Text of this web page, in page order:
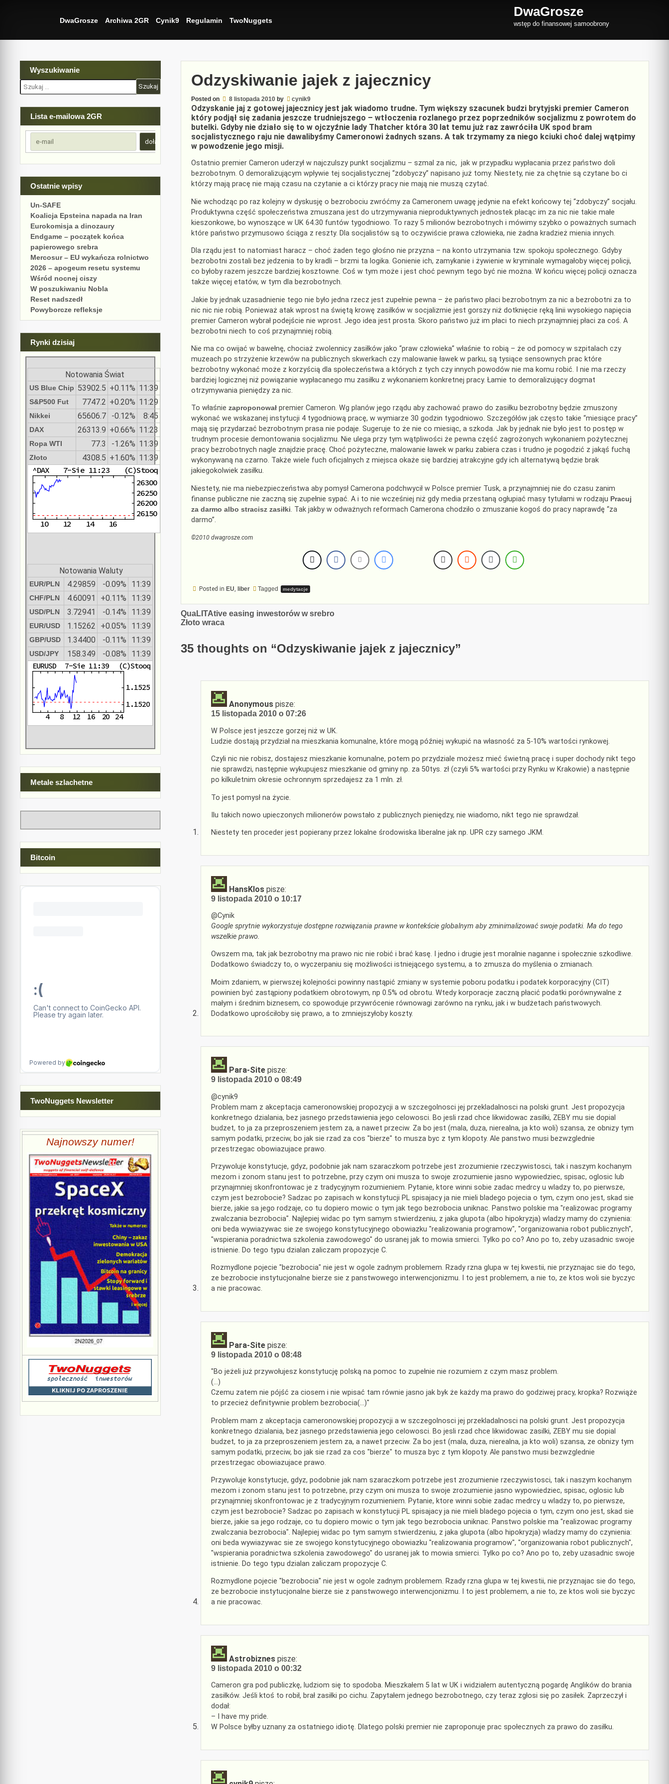
DwaGrosze Archiwa 2GR Cynik9 Regulamin TwoNuggets
DwaGrosze
wstęp do finansowej samoobrony
Odzyskiwanie jajek z jajecznicy
Posted on 8 listopada 2010by cynik9
Odzyskanie jaj z gotowej jajecznicy jest jak wiadomo trudne. Tym większy szacunek budzi brytyjski premier Cameron
który podjął się zadania jeszcze trudniejszego – wtłoczenia rozlanego przez poprzedników socjalizmu z powrotem do
butelki. Gdyby nie działo się to w ojczyźnie lady Thatcher która 30 lat temu już raz zawróciła UK spod bram
socjalistycznego raju nie dawalibyśmy Cameronowi żadnych szans. A tak trzymamy za niego kciuki choć dalej wątpimy
w powodzenie jego misji.
Ostatnio premier Cameron uderzył w najczulszy punkt socjalizmu – szmal za nic, jak w przypadku wypłacania przez państwo doli
bezrobotnym. O demoralizującym wpływie tej socjalistycznej “zdobyczy” napisano już tomy. Niestety, nie za chętnie są czytane bo ci
którzy mają pracę nie mają czasu na czytanie a ci którzy pracy nie mają nie muszą czytać.
Nie wchodząc po raz kolejny w dyskusję o bezrobociu zwróćmy za Cameronem uwagę jedynie na efekt końcowy tej “zdobyczy” socjału.
Produktywna część społeczeństwa zmuszana jest do utrzymywania nieproduktywnych jednostek płacąc im za nic nie takie małe
kieszonkowe, bo wynoszące w UK 64.30 funtów tygodniowo. To razy 5 milionów bezrobotnych i mówimy szybko o poważnych sumach
które państwo przymusowo ściąga z reszty. Dla socjalistów są to oczywiście prawa człowieka, nie żadna kradzież mienia innych.
Dla rządu jest to natomiast haracz – choć żaden tego głośno nie przyzna – na konto utrzymania tzw. spokoju społecznego. Gdyby
bezrobotni zostali bez jedzenia to by kradli – brzmi ta logika. Gonienie ich, zamykanie i żywienie w kryminale wymagałoby więcej policji,
co byłoby razem jeszcze bardziej kosztowne. Coś w tym może i jest choć pewnym tego być nie można. W końcu więcej policji oznacza
także więcej etatów, w tym dla bezrobotnych.
Jakie by jednak uzasadnienie tego nie było jedna rzecz jest zupełnie pewna – że państwo płaci bezrobotnym za nic a bezrobotni za to
nic nic nie robią. Ponieważ atak wprost na świętą krowę zasiłków w socjalizmie jest gorszy niż dotknięcie ręką linii wysokiego napięcia
premier Cameron wybrał podejście nie wprost. Jego idea jest prosta. Skoro państwo już im płaci to niech przynajmniej płaci za coś. A
bezrobotni niech to coś przynajmniej robią.
Nie ma co owijać w bawełnę, chociaż zwolennicy zasiłków jako “praw człowieka” właśnie to robią – że od pomocy w szpitalach czy
muzeach po strzyżenie krzewów na publicznych skwerkach czy malowanie ławek w parku, są tysiące sensownych prac które
bezrobotny wykonać może z korzyścią dla społeczeństwa a których z tych czy innych powodów nie ma komu robić. I nie ma rzeczy
bardziej logicznej niż powiązanie wypłacanego mu zasiłku z wykonaniem konkretnej pracy. Łamie to demoralizujący dogmat
otrzymywania pieniędzy za nic.
To właśnie zaproponowałpremier Cameron. Wg planów jego rządu aby zachować prawo do zasiłku bezrobotny będzie zmuszony
wykonać we wskazanej instytucji 4 tygodniową pracę, w wymiarze 30 godzin tygodniowo. Szczegółów jak często takie “miesiące pracy”
mają się przydarzać bezrobotnym prasa nie podaje. Sugeruje to że nie co miesiąc, a szkoda. Jak by jednak nie było jest to postęp w
trudnym procesie demontowania socjalizmu. Nie ulega przy tym wątpliwości że pewna część zagrożonych wykonaniem pożytecznej
pracy bezrobotnych nagle znajdzie pracę. Choć pożyteczne, malowanie ławek w parku zabiera czas i trudno je pogodzić z jakąś fuchą
wykonywaną na czarno. Także wiele fuch oficjalnych z miejsca okaże się bardziej atrakcyjne gdy ich alternatywą będzie brak
jakiegokolwiek zasiłku.
Niestety, nie ma niebezpieczeństwa aby pomysł Camerona podchwycił w Polsce premier Tusk, a przynajmniej nie do czasu zanim
finanse publiczne nie zaczną się zupełnie sypać. A i to nie wcześniej niż gdy media przestaną ogłupiać masy tytułami w rodzaju Pracuj
za darmo albo stracisz zasiłki. Tak jakby w odważnych reformach Camerona chodziło o zmuszanie kogoś do pracy naprawdę “za
darmo”.
©2010 dwagrosze.com
Posted in EU liber Tagged medytacje
Nawigacja
wpisu
QuaLITAtive easing inwestorów w srebro
Złoto wraca
35 thoughts on “Odzyskiwanie jajek z jajecznicy”
Anonymous pisze:
15 listopada 2010 o 07:26
W Polsce jest jeszcze gorzej niż w UK.
Ludzie dostają przydział na mieszkania komunalne, które mogą później wykupić na własność za 5-10% wartości rynkowej.
Czyli nic nie robisz, dostajesz mieszkanie komunalne, potem po przydziale możesz mieć świetną pracę i super dochody nikt tego
nie sprawdzi, następnie wykupujesz mieszkanie od gminy np. za 50tys. zł (czyli 5% wartości przy Rynku w Krakowie) a następnie
po kilkuletnim okresie ochronnym sprzedajesz za 1 mln. zł.
To jest pomysł na życie.
Ilu takich nowo upieczonych milionerów powstało z publicznych pieniędzy, nie wiadomo, nikt tego nie sprawdzał.
Niestety ten proceder jest popierany przez lokalne środowiska liberalne jak np. UPR czy samego JKM.
HansKlos pisze:
9 listopada 2010 o 10:17
@Cynik
Google sprytnie wykorzystuje dostępne rozwiązania prawne w kontekście globalnym aby zminimalizować swoje podatki. Ma do tego
wszelkie prawo.
Owszem ma, tak jak bezrobotny ma prawo nic nie robić i brać kasę. I jedno i drugie jest moralnie naganne i społecznie szkodliwe.
Dodatkowo świadczy to, o wyczerpaniu się możliwości istniejącego systemu, a to zmusza do myślenia o zmianach.
Moim zdaniem, w pierwszej kolejności powinny nastąpić zmiany w systemie poboru podatku i podatek korporacyjny (CIT)
powinien być zastąpiony podatkiem obrotowym, np 0.5% od obrotu. Wtedy korporacje zaczną płacić podatki porównywalne z
małym i średnim biznesem, co spowoduje przywrócenie równowagi zarówno na rynku, jak i w budżetach państwowych.
Dodatkowo uprościłoby się prawo, a to zmniejszyłoby koszty.
Para-Site pisze:
9 listopada 2010 o 08:49
@cynik9
Problem mam z akceptacja cameronowskiej propozycji a w szczegolnosci jej przekladalnosci na polski grunt. Jest propozycja
konkretnego dzialania, bez jasnego przedstawienia jego celowosci. Bo jesli rzad chce likwidowac zasilki, ZEBY mu sie dopial
budzet, to ja za przeproszeniem jestem za, a nawet przeciw. Za bo jest (mala, duza, nierealna, ja kto woli) szansa, ze obnizy tym
samym podatki, przeciw, bo jak sie rzad za cos "bierze" to musza byc z tym klopoty. Ale panstwo musi bezwzglednie
przestrzegac obowiazujace prawo.
Przywoluje konstytucje, gdyz, podobnie jak nam szaraczkom potrzebe jest zrozumienie rzeczywistosci, tak i naszym kochanym
mezom i zonom stanu jest to potrzebne, przy czym oni musza to swoje zrozumienie jasno wypowiedziec, spisac, oglosic lub
przynajmniej skonfrontowac je z tradycyjnym rozumieniem. Pytanie, ktore winni sobie zadac medrcy u wladzy to, po pierwsze,
czym jest bezrobocie? Sadzac po zapisach w konstytucji PL spisajacy ja nie mieli bladego pojecia o tym, czym ono jest, skad sie
bierze, jakie sa jego rodzaje, co tu dopiero mowic o tym jak tego bezrobocia uniknac. Panstwo polskie ma "realizowac programy
zwalczania bezrobocia". Najlepiej widac po tym samym stwierdzeniu, z jaka glupota (albo hipokryzja) wladzy mamy do czynienia:
oni beda wywiazywac sie ze swojego konstytucyjnego obowiazku "realizowania programow", "organizowania robot publicznych",
"wspierania poradnictwa szkolenia zawodowego" do usranej jak to mowia smierci. Tylko po co? Ano po to, zeby uzasadnic swoje
istnienie. Do tego typu dzialan zaliczam propozycje C.
Rozmydlone pojecie "bezrobocia" nie jest w ogole zadnym problemem. Rzady rzna glupa w tej kwestii, nie przyznajac sie do tego,
ze bezrobocie instytucjonalne bierze sie z panstwowego interwencjonizmu. I to jest problemem, a nie to, ze ktos woli sie byczyc
a nie pracowac.
Para-Site pisze:
9 listopada 2010 o 08:48
"Bo jeżeli już przywołujesz konstytucję polską na pomoc to zupełnie nie rozumiem z czym masz problem.
(…)
Czemu zatem nie pójść za ciosem i nie wpisać tam równie jasno jak byk że każdy ma prawo do godziwej pracy, kropka? Rozwiąże
to przecież definitywnie problem bezrobocia(…)"
Problem mam z akceptacja cameronowskiej propozycji a w szczegolnosci jej przekladalnosci na polski grunt. Jest propozycja
konkretnego dzialania, bez jasnego przedstawienia jego celowosci. Bo jesli rzad chce likwidowac zasilki, ZEBY mu sie dopial
budzet, to ja za przeproszeniem jestem za, a nawet przeciw. Za bo jest (mala, duza, nierealna, ja kto woli) szansa, ze obnizy tym
samym podatki, przeciw, bo jak sie rzad za cos "bierze" to musza byc z tym klopoty. Ale panstwo musi bezwzglednie
przestrzegac obowiazujace prawo.
Przywoluje konstytucje, gdyz, podobnie jak nam szaraczkom potrzebe jest zrozumienie rzeczywistosci, tak i naszym kochanym
mezom i zonom stanu jest to potrzebne, przy czym oni musza to swoje zrozumienie jasno wypowiedziec, spisac, oglosic lub
przynajmniej skonfrontowac je z tradycyjnym rozumieniem. Pytanie, ktore winni sobie zadac medrcy u wladzy to, po pierwsze,
czym jest bezrobocie? Sadzac po zapisach w konstytucji PL spisajacy ja nie mieli bladego pojecia o tym, czym ono jest, skad sie
bierze, jakie sa jego rodzaje, co tu dopiero mowic o tym jak tego bezrobocia uniknac. Panstwo polskie ma "realizowac programy
zwalczania bezrobocia". Najlepiej widac po tym samym stwierdzeniu, z jaka glupota (albo hipokryzja) wladzy mamy do czynienia:
oni beda wywiazywac sie ze swojego konstytucyjnego obowiazku "realizowania programow", "organizowania robot publicznych",
"wspierania poradnictwa szkolenia zawodowego" do usranej jak to mowia smierci. Tylko po co? Ano po to, zeby uzasadnic swoje
istnienie. Do tego typu dzialan zaliczam propozycje C.
Rozmydlone pojecie "bezrobocia" nie jest w ogole zadnym problemem. Rzady rzna glupa w tej kwestii, nie przyznajac sie do tego,
ze bezrobocie instytucjonalne bierze sie z panstwowego interwencjonizmu. I to jest problemem, a nie to, ze ktos woli sie byczyc
a nie pracowac.
Astrobiznes pisze:
9 listopada 2010 o 00:32
Cameron gra pod publiczkę, ludziom się to spodoba. Mieszkałem 5 lat w UK i widziałem autentyczną pogardę Anglików do brania
zasiłków. Jeśli ktoś to robił, brał zasiłki po cichu. Zapytałem jednego bezrobotnego, czy teraz zgłosi się po zasiłek. Zaprzeczył i
dodał:
– I have my pride.
W Polsce byłby uznany za ostatniego idiotę. Dlatego polski premier nie zaproponuje prac społecznych za prawo do zasiłku.
Wyszukiwanie
Szukaj:
Lista e-mailowa 2GR
Ostatnie wpisy
Un-SAFE
Koalicja Epsteina napada na Iran
Eurokomisja a dinozaury
Endgame – początek końca
papierowego srebra
Mercosur – EU wykańcza rolnictwo
2026 – apogeum resetu systemu
Wśród nocnej ciszy
W poszukiwaniu Nobla
Reset nadszedł
Powyborcze refleksje
Rynki dzisiaj
Notowania Świat
US Blue Chip 53902.5 +0.11% 11:39
S&P500 Fut 7747.2 +0.20% 11:29
Nikkei 65606.7 -0.12% 8:45
DAX 26313.9 +0.66% 11:23
Ropa WTI 77.3 -1.26% 11:39
Złoto 4308.5 +1.60% 11:39
Notowania Waluty
EUR/PLN 4.29859 -0.09% 11:39
CHF/PLN 4.60091 +0.11% 11:39
USD/PLN 3.72941 -0.14% 11:39
EUR/USD 1.15262 +0.05% 11:39
GBP/USD 1.34400 -0.11% 11:39
USD/JPY 158.349 -0.08% 11:39
Metale szlachetne
Bitcoin
TwoNuggets Newsletter
Najnowszy numer!